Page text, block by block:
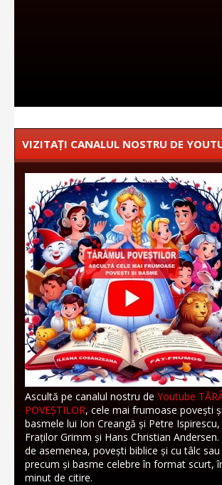
VIZITAȚI CANALUL NOSTRU DE
Ascultă pe canalul nostru de Youtube
POVEȘTILOR, cele mai frumoase povești
basmele lui Ion Creangă și Petre
Fraților Grimm și Hans Christian
de asemenea, povești biblice și cu tâlc
precum și basme celebre în format scurt,
minut de citire.